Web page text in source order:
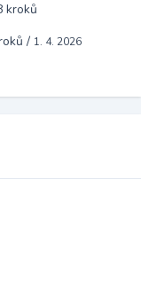
kroků
/ 1. 4. 2026